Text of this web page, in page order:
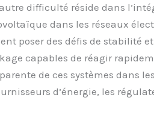
difficulté réside dans
dans les réseaux
poser des défis de stabilité
capables de réagir
de ces systèmes dans
d’énergie, les